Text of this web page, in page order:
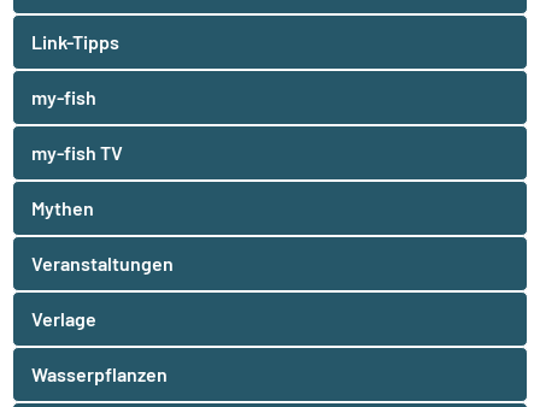
Link-Tipps
my-fish
my-fish TV
Mythen
Veranstaltungen
Verlage
Wasserpflanzen